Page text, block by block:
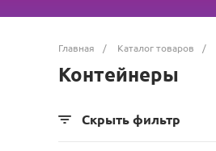
Главная / Каталог товаров /
Контейнеры
Скрыть фильтр